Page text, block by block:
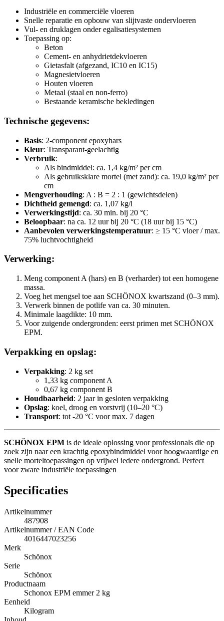
Industriële en commerciële vloeren
Snelle reparatie en opbouw van slijtvaste ondervloeren
Vul- en druklagen onder egalisatiesystemen
Toepassing op:
Beton
Cement- en anhydrietdekvloeren
Gietasfalt (afgezand, IC10 en IC15)
Magnesietvloeren
Houten vloeren
Metaal (staal en non-ferro)
Bestaande keramische bekledingen
Technische gegevens:
Basis: 2-component epoxyhars
Kleur: Transparant-geelachtig
Verbruik:
Als bindmiddel: ca. 1,4 kg/m² per cm
Als gebruiksklare mortel (met zand): ca. 19,0 kg/m² per
cm
Mengverhouding: A : B = 2 : 1 (gewichtsdelen)
Dichtheid gemengd: ca. 1,07 kg/l
Verwerkingstijd: ca. 30 min. bij 20 °C
Beloopbaar: na ca. 12 uur bij 20 °C (18 uur bij 15 °C)
Aanbevolen verwerkingstemperatuur: ≥ 15 °C vloer / max.
75% luchtvochtigheid
Verwerking:
Meng component A (hars) en B (verharder) tot een homogene
massa.
Voeg het mengsel toe aan SCHÖNOX kwartszand (0–3 mm).
Verwerk binnen de potlife van ca. 30 minuten.
Minimale laagdikte: 10 mm.
Voor zuigende ondergronden: eerst primen met SCHÖNOX
EPM.
Verpakking en opslag:
Verpakking: 2 kg set
1,33 kg component A
0,67 kg component B
Houdbaarheid: 2 jaar in gesloten verpakking
Opslag: koel, droog en vorstvrij (10–20 °C)
Transport: tot -20 °C voor max. 7 dagen
SCHÖNOX EPM is de ideale oplossing voor professionals die op
zoek zijn naar een krachtig epoxybindmiddel voor hoogwaardige en
snelle morteltoepassingen op vrijwel iedere ondergrond. Perfect
voor zware industriële toepassingen
Specificaties
Artikelnummer
487908
Artikelnummer / EAN Code
4016447023256
Merk
Schönox
Serie
Schönox
Productnaam
Schonox EPM emmer 2 kg
Eenheid
Kilogram